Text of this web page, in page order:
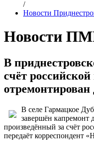
/
Новости
Новости
В
счёт
отремонтирован
В селе Гармацкое
завершён капремонт
произведённый за счёт
передаёт корреспондент